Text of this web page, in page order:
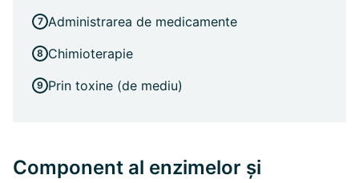
Administrarea de medicamente
Chimioterapie
Prin toxine (de mediu)
Component al enzimelor și